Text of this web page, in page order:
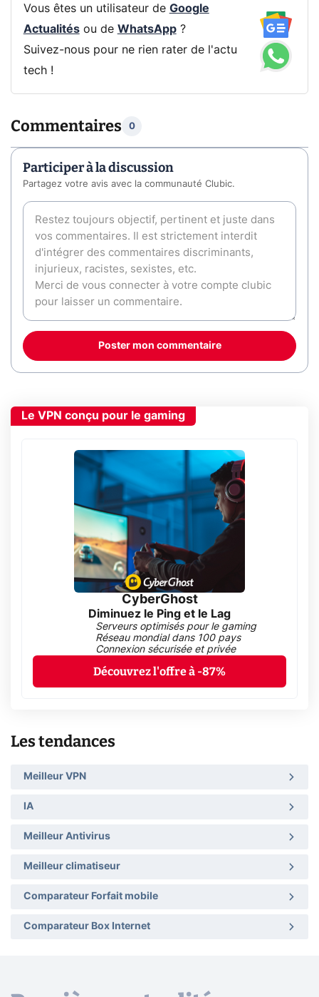
Vous êtes un utilisateur de Google
Actualitésou de WhatsApp?
Suivez-nous pour ne rien rater de l'actu
tech !
Commentaires 0
Participer à la discussion
Partagez votre avis avec la communauté Clubic.
Poster mon commentaire
Le VPN conçu pour le gaming
CyberGhost
Diminuez le Ping et le Lag
Serveurs optimisés pour le gaming
Réseau mondial dans 100 pays
Connexion sécurisée et privée
Découvrez l'offre à -87%
Les tendances
Meilleur VPN
IA
Meilleur Antivirus
Meilleur climatiseur
Comparateur Forfait mobile
Comparateur Box Internet